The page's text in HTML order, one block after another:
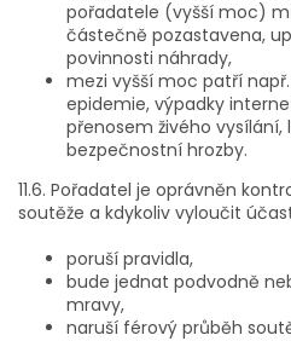
pořadatele (vyšší moc)
částečně pozastavena,
povinnosti náhrady,
mezi vyšší moc patří
epidemie, výpadky
přenosem živého vysílání,
bezpečnostní hrozby.
11.6. Pořadatel je oprávněn
soutěže a kdykoliv vyloučit
poruší pravidla,
bude jednat podvodně
mravy,
naruší férový průběh